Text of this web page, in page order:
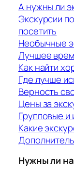
А нужны ли
Экскурсии
посетить
Необычные
Лучшее
Как найти
Где лучше
Верность
Цены за
Групповые и
Какие
Нужны ли